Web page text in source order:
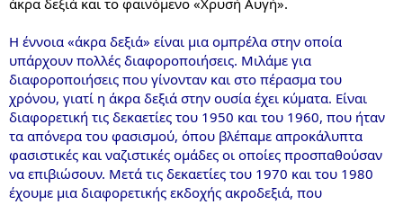
Η έννοια «άκρα δεξιά» είναι μια ομπρέλα στην οποία
υπάρχουν πολλές διαφοροποιήσεις. Μιλάμε για
διαφοροποιήσεις που γίνονταν και στο πέρασμα του
χρόνου, γιατί η άκρα δεξιά στην ουσία έχει κύματα. Είναι
διαφορετική τις δεκαετίες του 1950 και του 1960, που ήταν
τα απόνερα του φασισμού, όπου βλέπαμε απροκάλυπτα
φασιστικές και ναζιστικές ομάδες οι οποίες προσπαθούσαν
να επιβιώσουν. Μετά τις δεκαετίες του 1970 και του 1980
έχουμε μια διαφορετικής εκδοχής ακροδεξιά, που